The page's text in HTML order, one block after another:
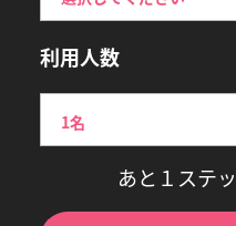
利用人数
あと１ステ